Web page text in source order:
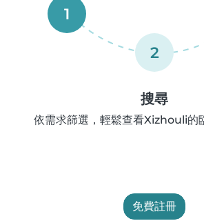
1
2
搜尋
依需求篩選，輕鬆查看Xizhouli的
免費註冊